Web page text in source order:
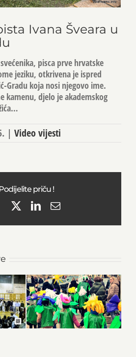
Ivana Šveara u
pisca prve hrvatske
jeziku, otkrivena je ispred
Gradu koja nosi njegovo ime.
kamenu, djelo je akademskog
| Video vijesti
priču !
FacebookLinkedIn
Email